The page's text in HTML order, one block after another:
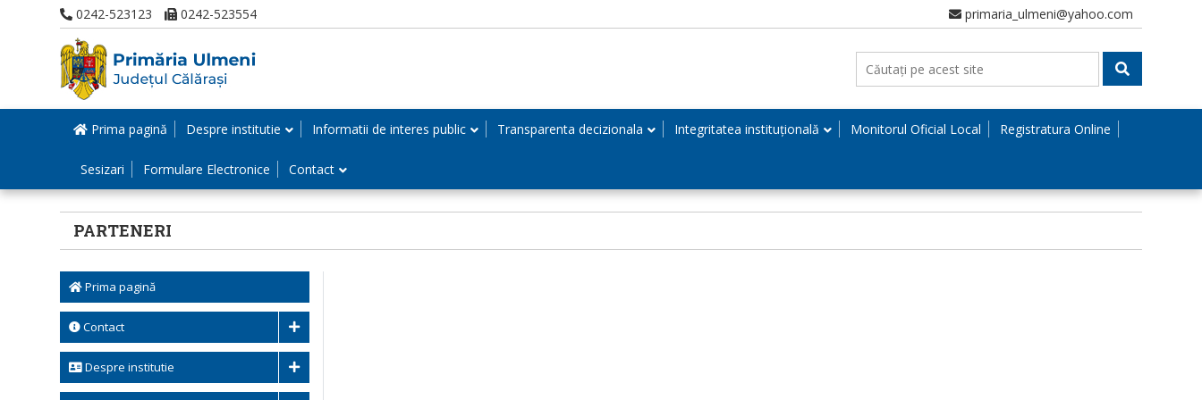
0242-523123 0242-523554 primaria_ulmeni@yahoo.com
Prima pagină Despre institutie Informatii de interes public Transparenta decizionala Integritatea instituțională Monitorul Oficial Local Registratura Online
Sesizari Formulare Electronice Contact
PARTENERI
Prima pagină
Contact
Despre institutie